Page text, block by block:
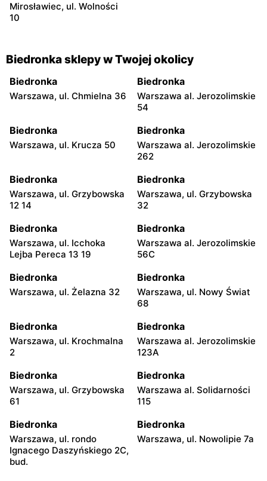
Mirosławiec, ul. Wolności
10
Biedronka sklepy w Twojej okolicy
Biedronka
Warszawa, ul. Chmielna 36
Biedronka
Warszawa al. Jerozolimskie
54
Biedronka
Warszawa, ul. Krucza 50
Biedronka
Warszawa al. Jerozolimskie
262
Biedronka
Warszawa, ul. Grzybowska
12 14
Biedronka
Warszawa, ul. Grzybowska
32
Biedronka
Warszawa, ul. Icchoka
Lejba Pereca 13 19
Biedronka
Warszawa al. Jerozolimskie
56C
Biedronka
Warszawa, ul. Żelazna 32
Biedronka
Warszawa, ul. Nowy Świat
68
Biedronka
Warszawa, ul. Krochmalna
2
Biedronka
Warszawa al. Jerozolimskie
123A
Biedronka
Warszawa, ul. Grzybowska
61
Biedronka
Warszawa al. Solidarności
115
Biedronka
Warszawa, ul. rondo
Ignacego Daszyńskiego 2C,
bud.
Biedronka
Warszawa, ul. Nowolipie 7a